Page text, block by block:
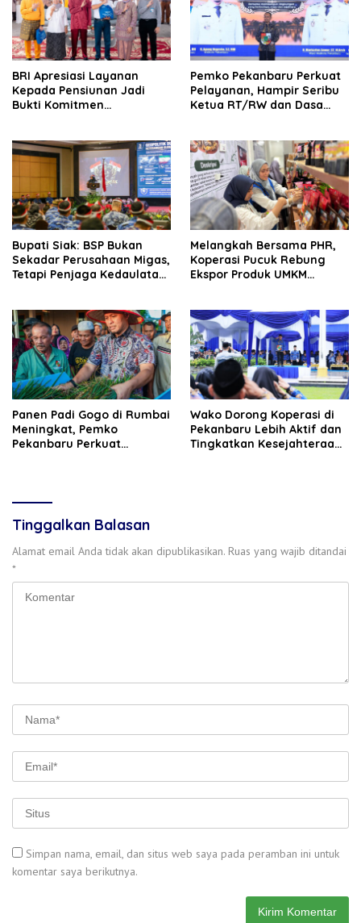
BRI Apresiasi Layanan
Kepada Pensiunan Jadi
Bukti Komitmen
Pemko Pekanbaru Perkuat
Pelayanan, Hampir Seribu
Ketua RT/RW dan Dasa
Bupati Siak: BSP Bukan
Sekadar Perusahaan Migas,
Tetapi Penjaga Kedaulatan
Melangkah Bersama PHR,
Koperasi Pucuk Rebung
Ekspor Produk UMKM
Panen Padi Gogo di Rumbai
Meningkat, Pemko
Pekanbaru Perkuat
Wako Dorong Koperasi di
Pekanbaru Lebih Aktif dan
Tingkatkan Kesejahteraan
Tinggalkan Balasan
Alamat email Anda tidak akan dipublikasikan. Ruas yang wajib ditandai
*
Simpan nama, email, dan situs web saya pada peramban ini untuk
komentar saya berikutnya.